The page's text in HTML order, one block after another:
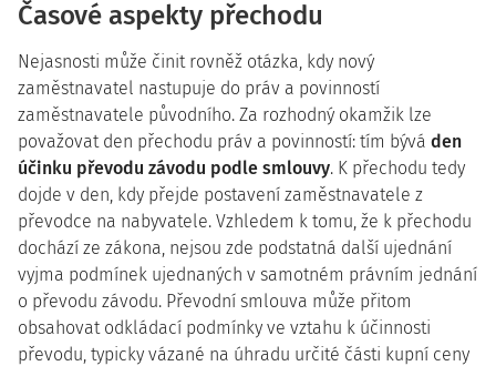
Časové aspekty přechodu
Nejasnosti může činit rovněž otázka, kdy nový
zaměstnavatel nastupuje do práv a povinností
zaměstnavatele původního. Za rozhodný okamžik lze
považovat den přechodu práv a povinností: tím bývá den
účinku převodu závodu podle smlouvy. K přechodu tedy
dojde v den, kdy přejde postavení zaměstnavatele z
převodce na nabyvatele. Vzhledem k tomu, že k přechodu
dochází ze zákona, nejsou zde podstatná další ujednání
vyjma podmínek ujednaných v samotném právním jednání
o převodu závodu. Převodní smlouva může přitom
obsahovat odkládací podmínky ve vztahu k účinnosti
převodu, typicky vázané na úhradu určité části kupní ceny